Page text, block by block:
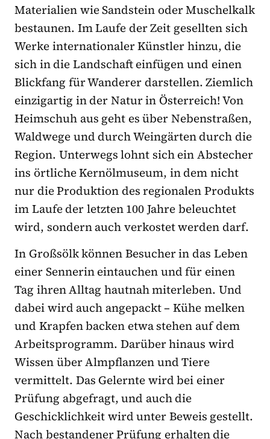
Materialien wie Sandstein oder Muschelkalk
bestaunen. Im Laufe der Zeit gesellten sich
Werke internationaler Künstler hinzu, die
sich in die Landschaft einfügen und einen
Blickfang für Wanderer darstellen. Ziemlich
einzigartig in der Natur in Österreich! Von
Heimschuh aus geht es über Nebenstraßen,
Waldwege und durch Weingärten durch die
Region. Unterwegs lohnt sich ein Abstecher
ins örtliche Kernölmuseum, in dem nicht
nur die Produktion des regionalen Produkts
im Laufe der letzten 100 Jahre beleuchtet
wird, sondern auch verkostet werden darf.
In Großsölk können Besucher in das Leben
einer Sennerin eintauchen und für einen
Tag ihren Alltag hautnah miterleben. Und
dabei wird auch angepackt – Kühe melken
und Krapfen backen etwa stehen auf dem
Arbeitsprogramm. Darüber hinaus wird
Wissen über Almpflanzen und Tiere
vermittelt. Das Gelernte wird bei einer
Prüfung abgefragt, und auch die
Geschicklichkeit wird unter Beweis gestellt.
Nach bestandener Prüfung erhalten die